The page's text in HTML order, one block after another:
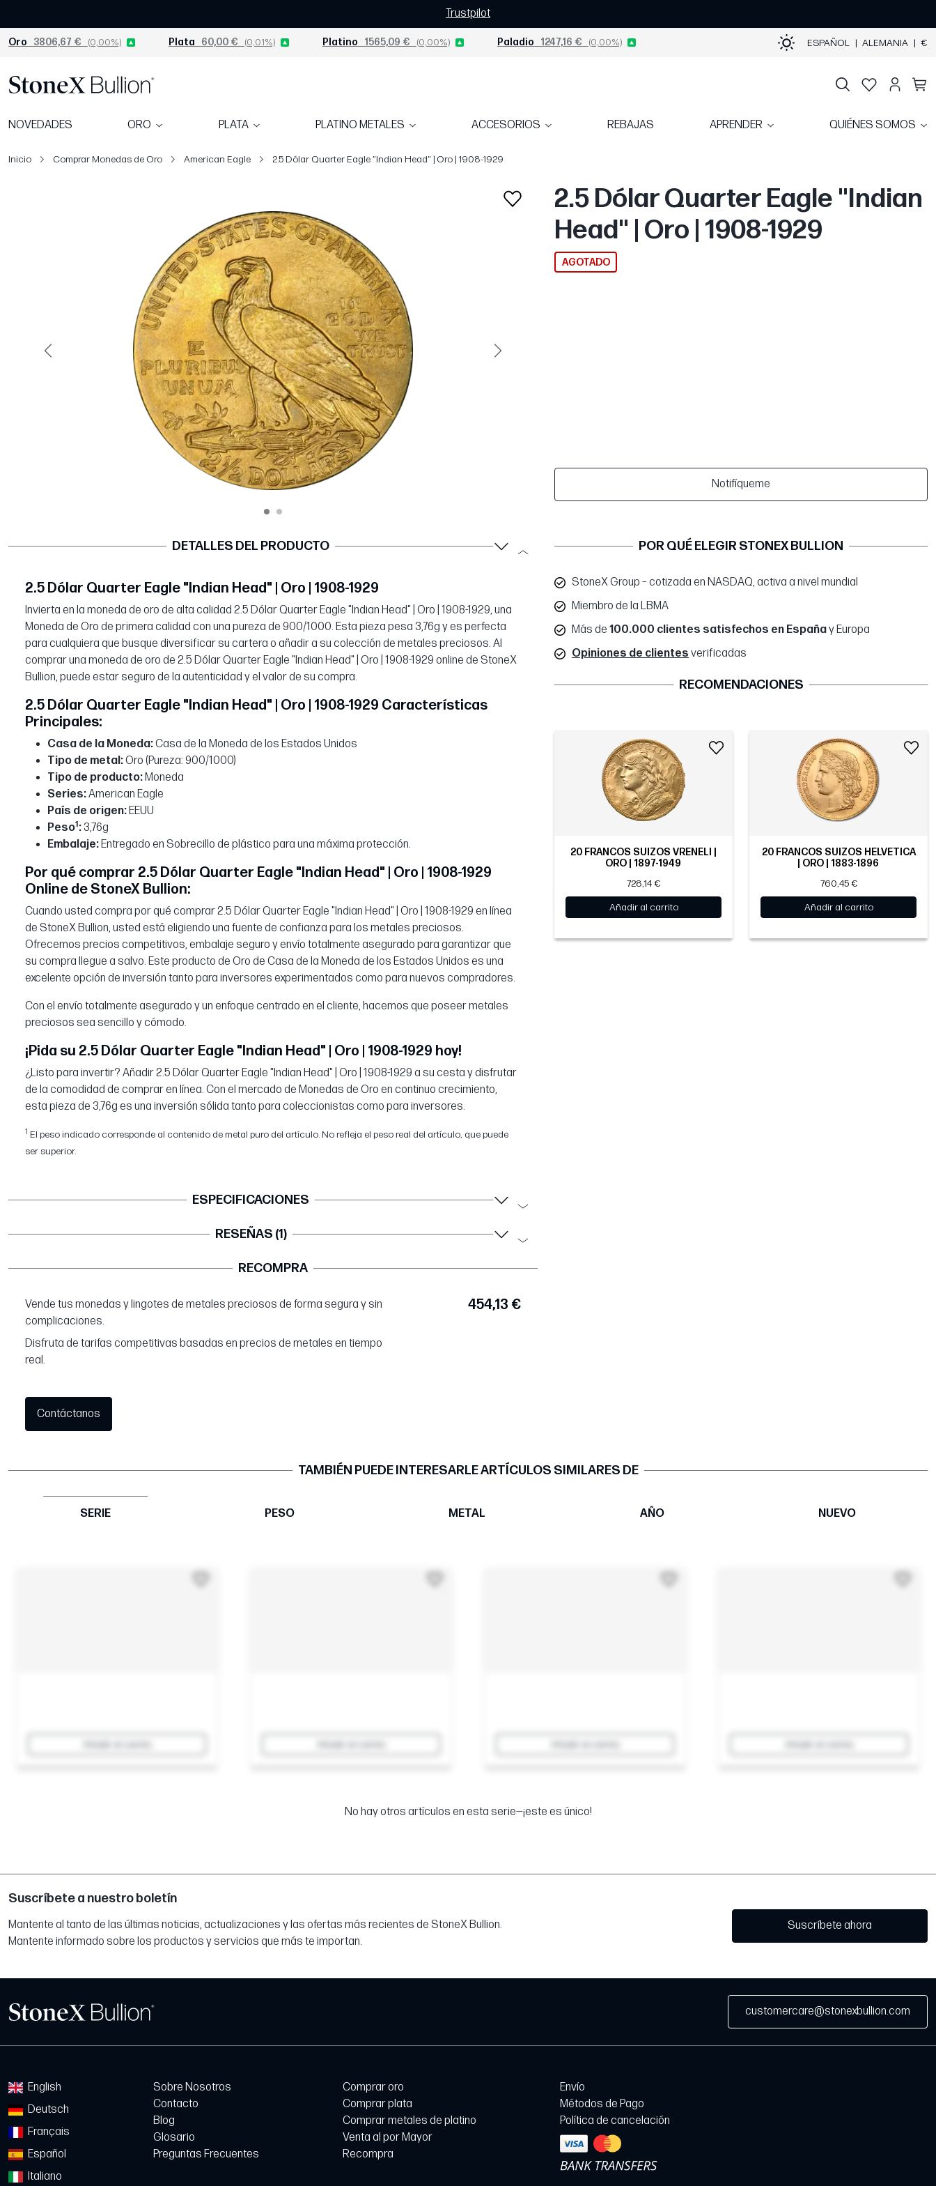
Trustpilot
Oro 3806,67 € (0,00%) Plata 60,00 € (0,01%) Platino 1565,09 € (0,00%) Paladio 1247,16 € (0,00%) ESPAÑOL | ALEMANIA | €
NOVEDADES ORO PLATA PLATINO METALES ACCESORIOS REBAJAS APRENDER QUIÉNES SOMOS
Inicio Comprar Monedas de Oro American Eagle 2.5 Dólar Quarter Eagle "Indian Head" | Oro | 1908-1929
Página anterior Siguiente
2.5 Dólar Quarter Eagle "Indian
Head" | Oro | 1908-1929
AGOTADO
Notifíqueme
DETALLES DEL PRODUCTO
2.5 Dólar Quarter Eagle "Indian Head" | Oro | 1908-1929
Invierta en la moneda de oro de alta calidad 2.5 Dólar Quarter Eagle "Indian Head" | Oro | 1908-1929, una
Moneda de Oro de primera calidad con una pureza de 900/1000. Esta pieza pesa 3,76g y es perfecta
para cualquiera que busque diversificar su cartera o añadir a su colección de metales preciosos. Al
comprar una moneda de oro de 2.5 Dólar Quarter Eagle "Indian Head" | Oro | 1908-1929 online de StoneX
Bullion, puede estar seguro de la autenticidad y el valor de su compra.
2.5 Dólar Quarter Eagle "Indian Head" | Oro | 1908-1929 Características
Principales:
Casa de la Moneda:Casa de la Moneda de los Estados Unidos
Tipo de metal:Oro (Pureza: 900/1000)
Tipo de producto:Moneda
Series:American Eagle
País de origen:EEUU
Peso1: 3,76g
Embalaje:Entregado en Sobrecillo de plástico para una máxima protección.
Por qué comprar 2.5 Dólar Quarter Eagle "Indian Head" | Oro | 1908-1929
Online de StoneX Bullion:
Cuando usted compra por qué comprar 2.5 Dólar Quarter Eagle "Indian Head" | Oro | 1908-1929 en línea
de StoneX Bullion, usted está eligiendo una fuente de confianza para los metales preciosos.
Ofrecemos precios competitivos, embalaje seguro y envío totalmente asegurado para garantizar que
su compra llegue a salvo. Este producto de Oro de Casa de la Moneda de los Estados Unidos es una
excelente opción de inversión tanto para inversores experimentados como para nuevos compradores.
Con el envío totalmente asegurado y un enfoque centrado en el cliente, hacemos que poseer metales
preciosos sea sencillo y cómodo.
¡Pida su 2.5 Dólar Quarter Eagle "Indian Head" | Oro | 1908-1929 hoy!
¿Listo para invertir? Añadir 2.5 Dólar Quarter Eagle "Indian Head" | Oro | 1908-1929 a su cesta y disfrutar
de la comodidad de comprar en línea. Con el mercado de Monedas de Oro en continuo crecimiento,
esta pieza de 3,76g es una inversión sólida tanto para coleccionistas como para inversores.
1 El peso indicado corresponde al contenido de metal puro del artículo. No refleja el peso real del artículo, que puede
ser superior.
ESPECIFICACIONES
RESEÑAS (1)
RECOMPRA
454,13 €
Vende tus monedas y lingotes de metales preciosos de forma segura y sin
complicaciones.
Disfruta de tarifas competitivas basadas en precios de metales en tiempo
real.
Contáctanos
POR QUÉ ELEGIR STONEX BULLION
StoneX Group – cotizada en NASDAQ, activa a nivel mundial
Miembro de la LBMA
Más de 100.000 clientes satisfechos en Españay Europa
Opiniones de clientes verificadas
RECOMENDACIONES
20 FRANCOS SUIZOS VRENELI |
ORO | 1897-1949
728,14 €
Añadir al carrito
20 FRANCOS SUIZOS HELVETICA
| ORO | 1883-1896
760,45 €
Añadir al carrito
TAMBIÉN PUEDE INTERESARLE ARTÍCULOS SIMILARES DE
SERIE PESO METAL AÑO NUEVO
No hay otros artículos en esta serie—¡este es único!
Suscríbete a nuestro boletín
Mantente al tanto de las últimas noticias, actualizaciones y las ofertas más recientes de StoneX Bullion.
Mantente informado sobre los productos y servicios que más te importan.
Suscríbete ahora
customercare@stonexbullion.com
English
Deutsch
Français
Español
Italiano
Sobre Nosotros
Contacto
Blog
Glosario
Preguntas Frecuentes
Comprar oro
Comprar plata
Comprar metales de platino
Venta al por Mayor
Recompra
Envío
Métodos de Pago
Política de cancelación